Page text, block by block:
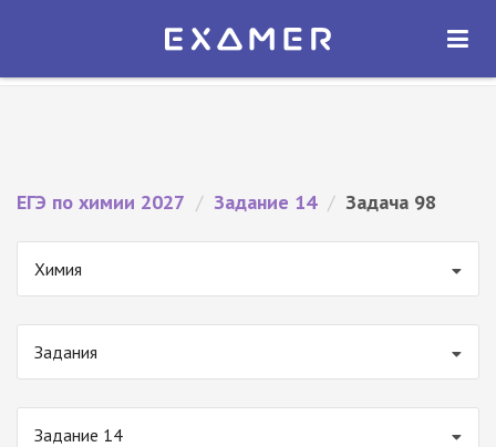
Экзамер — ЕГЭ 2027
ОТКРЫТЬ
ЕГЭ по химии 2027 / Задание 14 / Задача 98
Химия
Задания
Задание 14